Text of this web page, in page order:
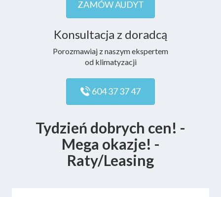
ZAMÓW AUDYT
Konsultacja z doradcą
Porozmawiaj z naszym ekspertem
od klimatyzacji
604 37 37 47
Tydzień dobrych cen! -
Mega okazje! -
Raty/Leasing